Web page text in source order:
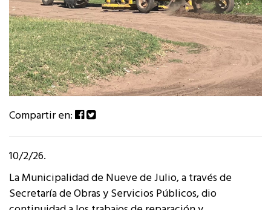
Compartir en:
10/2/26.
La Municipalidad de Nueve de Julio, a través de
Secretaría de Obras y Servicios Públicos, dio